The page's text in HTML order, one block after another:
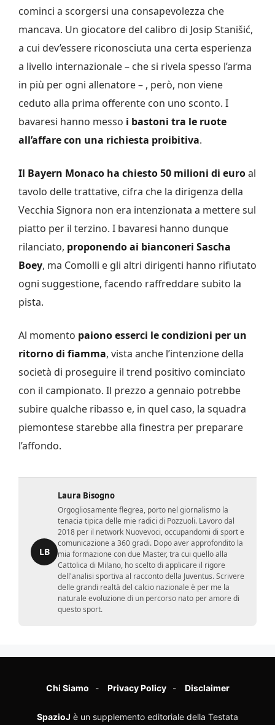
cominci a scorgersi una consapevolezza che
mancava. Un giocatore del calibro di Josip Stanišić,
a cui dev’essere riconosciuta una certa esperienza
a livello internazionale – che si rivela spesso l’arma
in più per ogni allenatore – , però, non viene
ceduto alla prima offerente con uno sconto. I
bavaresi hanno messo i bastoni tra le ruote
all’affare con una richiesta proibitiva.
Il Bayern Monaco ha chiesto 50 milioni di euroal
tavolo delle trattative, cifra che la dirigenza della
Vecchia Signora non era intenzionata a mettere sul
piatto per il terzino. I bavaresi hanno dunque
rilanciato, proponendo ai bianconeri Sascha
Boey, ma Comolli e gli altri dirigenti hanno rifiutato
ogni suggestione, facendo raffreddare subito la
pista.
Al momento paiono esserci le condizioni per un
ritorno di fiamma, vista anche l’intenzione della
società di proseguire il trend positivo cominciato
con il campionato. Il prezzo a gennaio potrebbe
subire qualche ribasso e, in quel caso, la squadra
piemontese starebbe alla finestra per preparare
l’affondo.
LB
Laura Bisogno
Orgogliosamente flegrea, porto nel giornalismo la
tenacia tipica delle mie radici di Pozzuoli. Lavoro dal
2018 per il network Nuovevoci, occupandomi di sport e
comunicazione a 360 gradi. Dopo aver approfondito la
mia formazione con due Master, tra cui quello alla
Cattolica di Milano, ho scelto di applicare il rigore
dell'analisi sportiva al racconto della Juventus. Scrivere
delle grandi realtà del calcio nazionale è per me la
naturale evoluzione di un percorso nato per amore di
questo sport.
Chi Siamo Privacy Policy Disclaimer
SpazioJ è un supplemento editoriale della Testata